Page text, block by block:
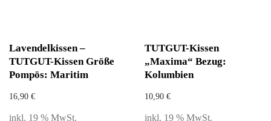
Lavendelkissen –
TUTGUT-Kissen Größe
Pompös: Maritim
16,90 €
inkl. 19 % MwSt.
TUTGUT-Kissen
„Maxima“ Bezug:
Kolumbien
10,90 €
inkl. 19 % MwSt.